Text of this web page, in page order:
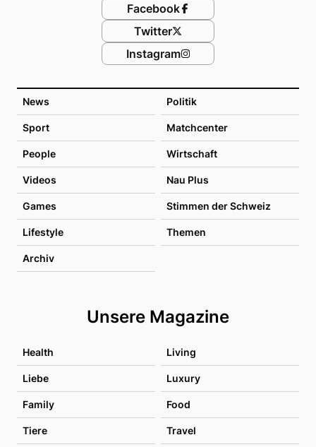
News Politik
Sport Matchcenter
People Wirtschaft
Videos Nau Plus
Games Stimmen der Schweiz
Lifestyle Themen
Archiv
Unsere Magazine
Health Living
Liebe Luxury
Family Food
Tiere Travel
Facebook
Twitter
Instagram